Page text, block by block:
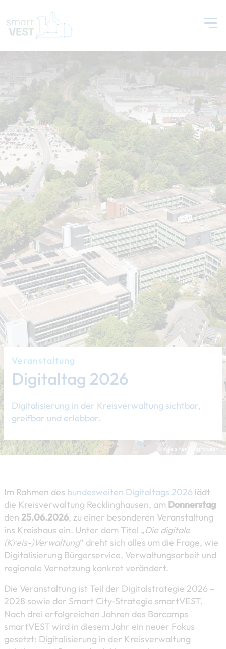
© Kreis Recklinghausen
Veranstaltung
Digitaltag 2026
Digitalisierung in der Kreisverwaltung sichtbar,
greifbar und erlebbar.
Im Rahmen des bundesweiten Digitaltags 2026 lädt
die Kreisverwaltung Recklinghausen, am Donnerstag
den 25.06.2026, zu einer besonderen Veranstaltung
ins Kreishaus ein. Unter dem Titel „Die digitale
(Kreis-)Verwaltung“ dreht sich alles um die Frage, wie
Digitalisierung Bürgerservice, Verwaltungsarbeit und
regionale Vernetzung konkret verändert.
Die Veranstaltung ist Teil der Digitalstrategie 2026 –
2028 sowie der Smart City-Strategie smartVEST.
Nach drei erfolgreichen Jahren des Barcamps
smartVEST wird in diesem Jahr ein neuer Fokus
gesetzt: Digitalisierung in der Kreisverwaltung